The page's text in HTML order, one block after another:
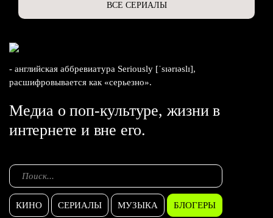
ВСЕ СЕРИАЛЫ
- английская аббревиатура Seriously [ˈsɪərɪəslɪ],
расшифровывается как «серьезно».
Медиа о поп-культуре, жизни в
интернете и вне его.
КИНО СЕРИАЛЫ МУЗЫКА БЛОГЕРЫ